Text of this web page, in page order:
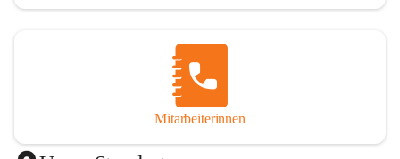
Mitarbeiterinnen
+1